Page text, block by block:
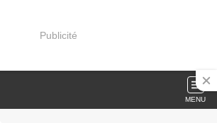
Publicité
MENU